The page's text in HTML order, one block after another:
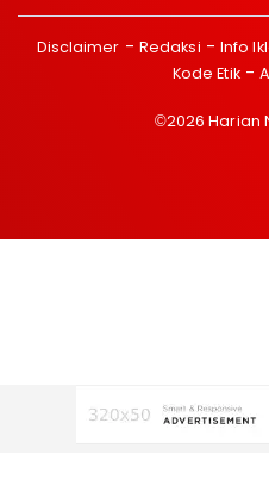
Disclaimer Redaksi Info
Kode Etik
©2026 Harian